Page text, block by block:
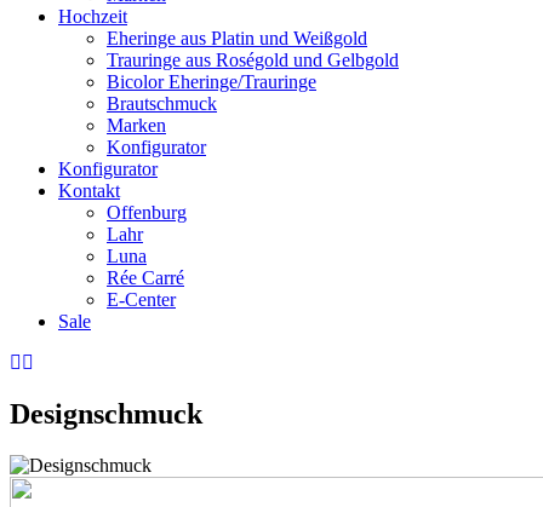
Hochzeit
Eheringe aus Platin und Weißgold
Trauringe aus Roségold und Gelbgold
Bicolor Eheringe/Trauringe
Brautschmuck
Marken
Konfigurator
Konfigurator
Kontakt
Offenburg
Lahr
Luna
Rée Carré
E-Center
Sale
Designschmuck